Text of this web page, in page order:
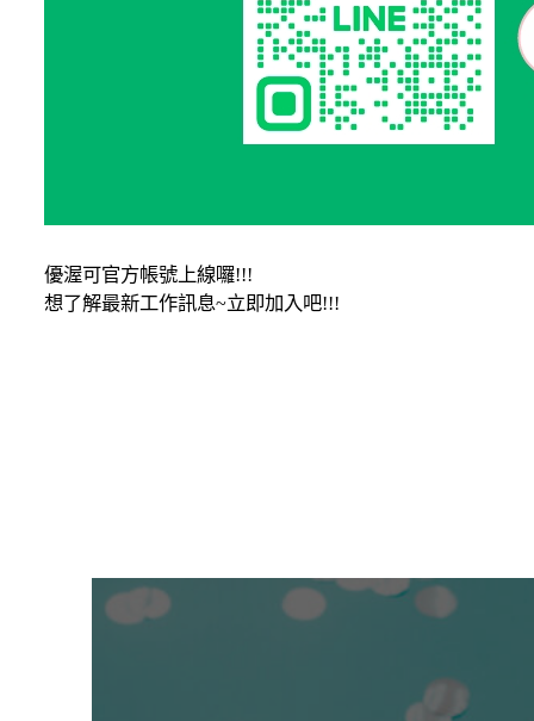
優渥可官方帳號上線囉!!!
想了解最新工作訊息~立即加入吧!!!